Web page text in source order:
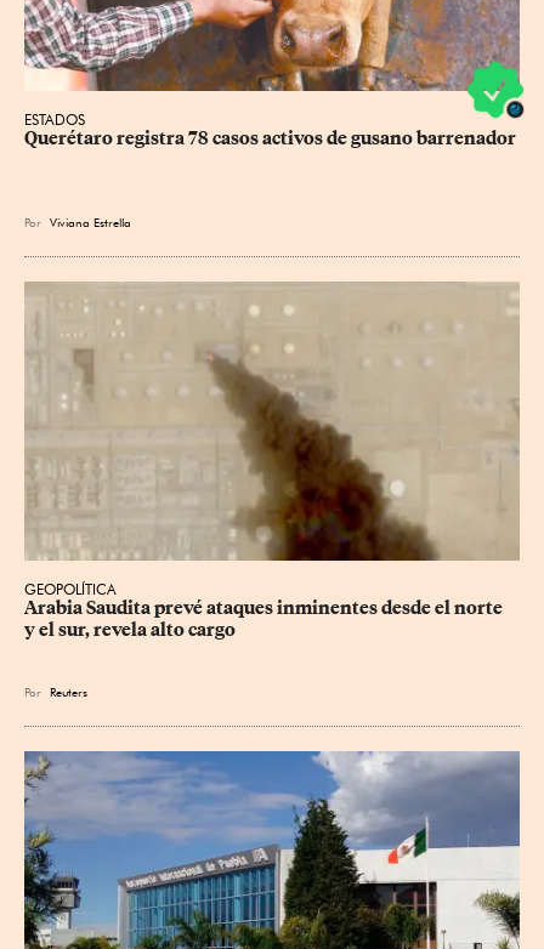
ESTADOS
Querétaro registra 78 casos activos de gusano barrenador
Por Viviana Estrella
GEOPOLÍTICA
Arabia Saudita prevé ataques inminentes desde el norte
y el sur, revela alto cargo
Por Reuters